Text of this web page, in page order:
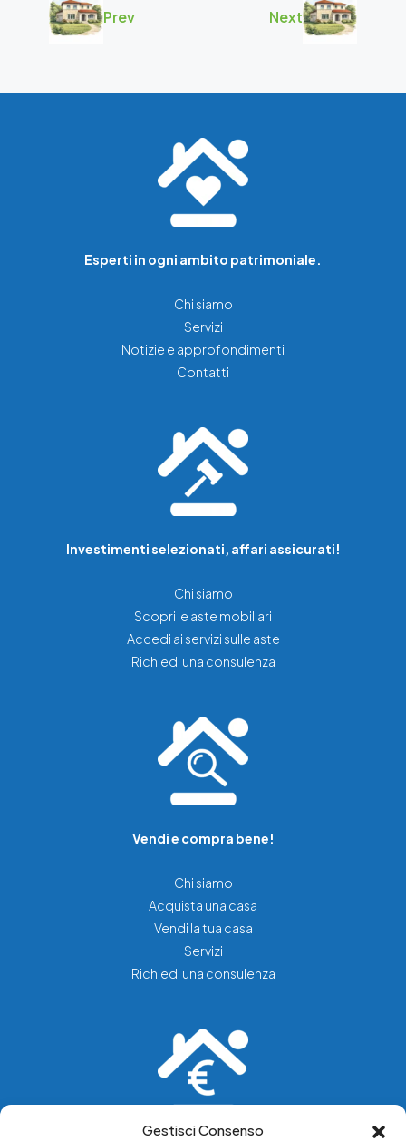
Gestisci Consenso
Prev Next
Esperti in ogni ambito patrimoniale.
Chi siamo
Servizi
Notizie e approfondimenti
Contatti
Investimenti selezionati, affari assicurati!
Chi siamo
Scopri le aste mobiliari
Accedi ai servizi sulle aste
Richiedi una consulenza
Vendi e compra bene!
Chi siamo
Acquista una casa
Vendi la tua casa
Servizi
Richiedi una consulenza